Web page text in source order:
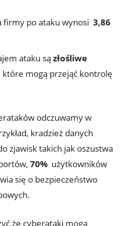
⁢po ataku⁤ wynosi 3,86
ataku ⁤są⁣ złośliwe
⁣które mogą przejąć kontrolę
odczuwamy w‍
⁤kradzież⁢ danych⁤
zjawisk takich jak oszustwa
70% ‍ użytkowników
się o bezpieczeństwo
cyberataki mogą